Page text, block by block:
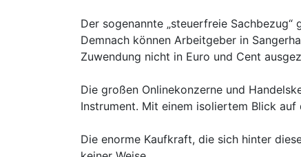
Der sogenannte „steuerfreie
Demnach können Arbeitgeber in
Zuwendung nicht in Euro und Cent
Die großen Onlinekonzerne und
Instrument. Mit einem isoliertem Blick
Die enorme Kaufkraft, die sich hinter